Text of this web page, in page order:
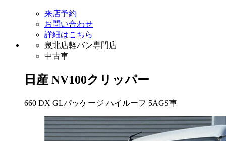
来店予約
お問い合わせ
詳細はこちら
泉北店軽バン専門店
中古車
日産 NV100クリッパー
660 DX GLパッケージ ハイルーフ 5AGS車